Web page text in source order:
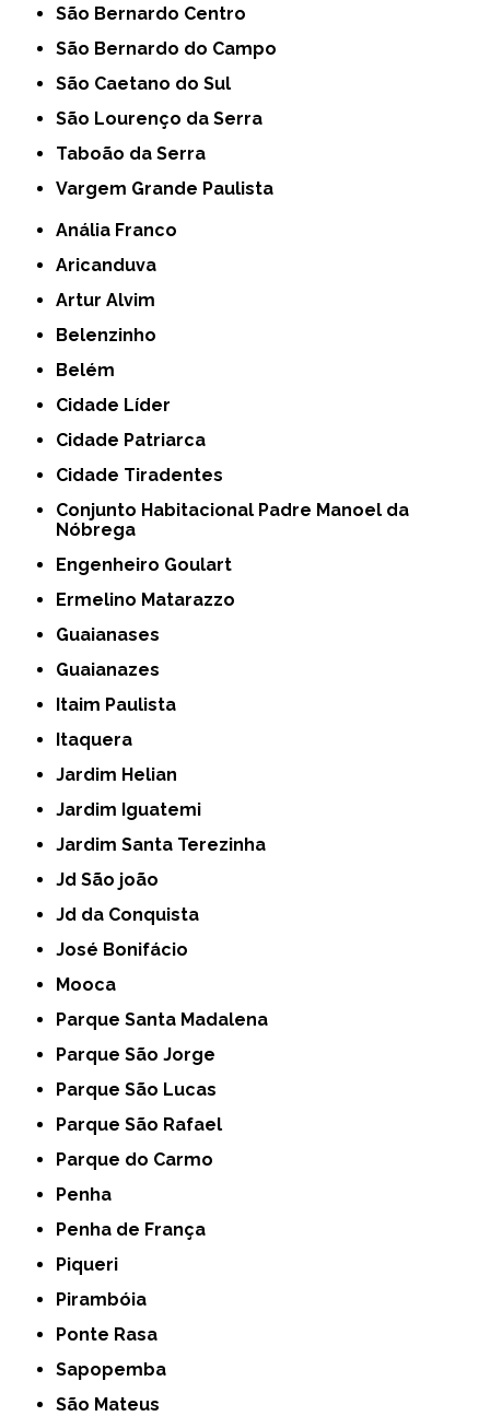
São Bernardo Centro
São Bernardo do Campo
São Caetano do Sul
São Lourenço da Serra
Taboão da Serra
Vargem Grande Paulista
Anália Franco
Aricanduva
Artur Alvim
Belenzinho
Belém
Cidade Líder
Cidade Patriarca
Cidade Tiradentes
Conjunto Habitacional Padre Manoel da
Nóbrega
Engenheiro Goulart
Ermelino Matarazzo
Guaianases
Guaianazes
Itaim Paulista
Itaquera
Jardim Helian
Jardim Iguatemi
Jardim Santa Terezinha
Jd São joão
Jd da Conquista
José Bonifácio
Mooca
Parque Santa Madalena
Parque São Jorge
Parque São Lucas
Parque São Rafael
Parque do Carmo
Penha
Penha de França
Piqueri
Pirambóia
Ponte Rasa
Sapopemba
São Mateus